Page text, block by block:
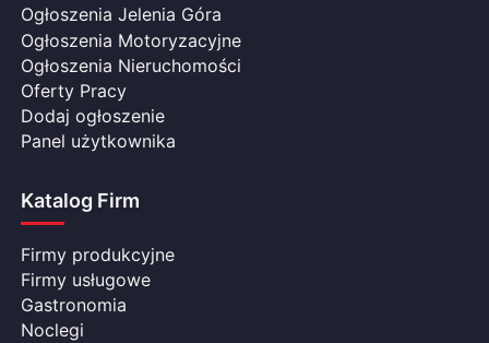
Ogłoszenia Jelenia Góra
Ogłoszenia Motoryzacyjne
Ogłoszenia Nieruchomości
Oferty Pracy
Dodaj ogłoszenie
Panel użytkownika
Katalog Firm
Firmy produkcyjne
Firmy usługowe
Gastronomia
Noclegi